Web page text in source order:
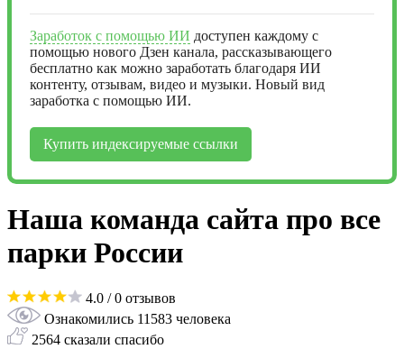
Заработок с помощью ИИ доступен каждому с
помощью нового Дзен канала, рассказывающего
бесплатно как можно заработать благодаря ИИ
контенту, отзывам, видео и музыки. Новый вид
заработка с помощью ИИ.
Купить индексируемые ссылки
Наша команда сайта про все
парки России
4.0 / 0 отзывов
Ознакомились 11583 человека
2564 сказали спасибо